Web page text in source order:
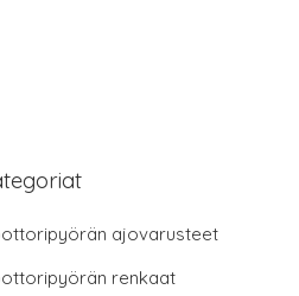
ajovarusteet
renkaat